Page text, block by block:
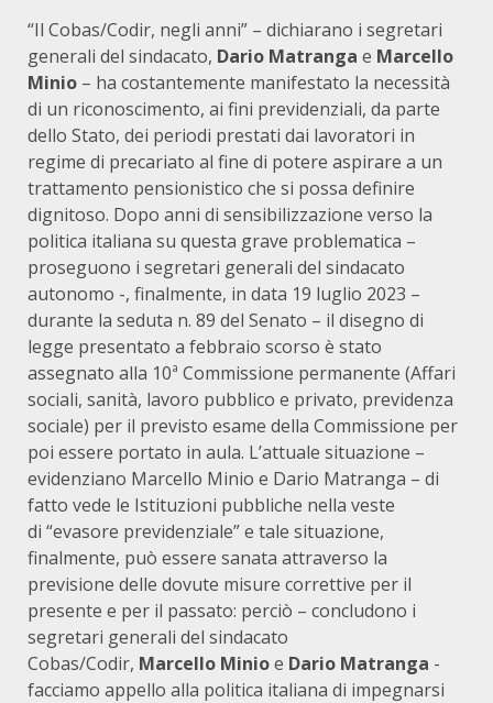
“Il Cobas/Codir, negli anni” – dichiarano i segretari
generali del sindacato, Dario Matranga e Marcello
Minio – ha costantemente manifestato la necessità
di un riconoscimento, ai fini previdenziali, da parte
dello Stato, dei periodi prestati dai lavoratori in
regime di precariato al fine di potere aspirare a un
trattamento pensionistico che si possa definire
dignitoso. Dopo anni di sensibilizzazione verso la
politica italiana su questa grave problematica –
proseguono i segretari generali del sindacato
autonomo -, finalmente, in data 19 luglio 2023 –
durante la seduta n. 89 del Senato – il disegno di
legge presentato a febbraio scorso è stato
assegnato alla 10ª Commissione permanente (Affari
sociali, sanità, lavoro pubblico e privato, previdenza
sociale) per il previsto esame della Commissione per
poi essere portato in aula. L’attuale situazione –
evidenziano Marcello Minio e Dario Matranga – di
fatto vede le Istituzioni pubbliche nella veste
di “evasore previdenziale” e tale situazione,
finalmente, può essere sanata attraverso la
previsione delle dovute misure correttive per il
presente e per il passato: perciò – concludono i
segretari generali del sindacato
Cobas/Codir, Marcello Minioe Dario Matranga -
facciamo appello alla politica italiana di impegnarsi